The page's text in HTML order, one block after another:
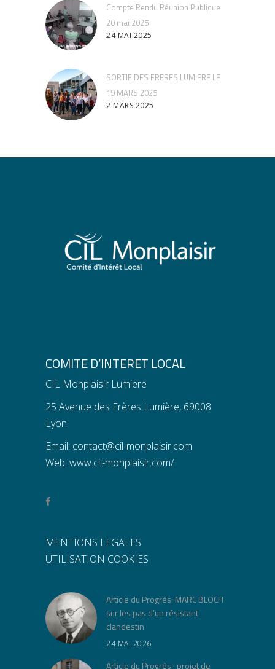
Compte Rendu Réunion Publique
20 mai 2025
24 MAI 2025
SORTIE DES FRERES LUMIERE LE
19 MARS 2025
2 MARS 2025
COMITE D’INTERET LOCAL
CIL Monplaisir Lumiere
25 Avenue des Frères Lumière, 69008
Lyon
Email: contact@cil-monplaisir.com
Web: www.cil-monplaisir.com/
MENTIONS LEGALES
UTILISATION COOKIES
Article du Progrès: MARC BLOCH
sur les pas d’un résistant
clandestin
24 MAI 2026
Article du Progrès : projet de